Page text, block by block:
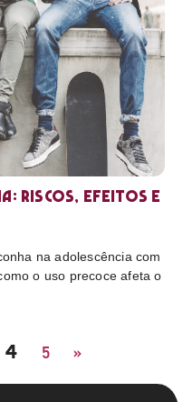
riscos, efeitos e
na adolescência com
o uso precoce afeta o
4 5 »